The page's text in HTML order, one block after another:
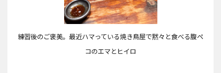
練習後のご褒美。最近ハマっている焼き鳥屋で黙々と食べる腹ペ
コのエマとヒイロ